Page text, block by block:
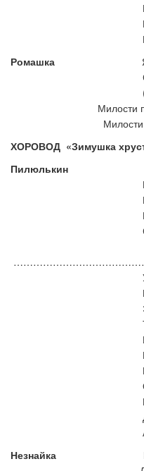
Все я ноги
Не нашёл я
Гостя нет
Ромашка
Сразу двух
(Зиме и
Милости
Милости просим,
ХОРОВОД «Зимушка
Пилюлькин
В голове
Надо нам
Взять
Сунь-ка
У тебя же
Помутнение
Это, братец
Тебя надо в
И никаких
Будешь
Прям в
Открывай-
Пей касторку
Дней так
А пока –
Незнайка Никакой